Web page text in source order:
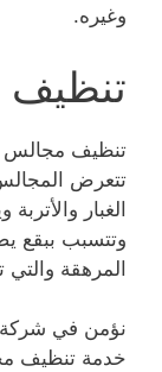
وغيره.
تنظيف
تنظيف مجالس
تتعرض المجالس
الغبار
وتتسبب ببقع
المرهقة والتي
نؤمن في شركة
خدمة تنظيف